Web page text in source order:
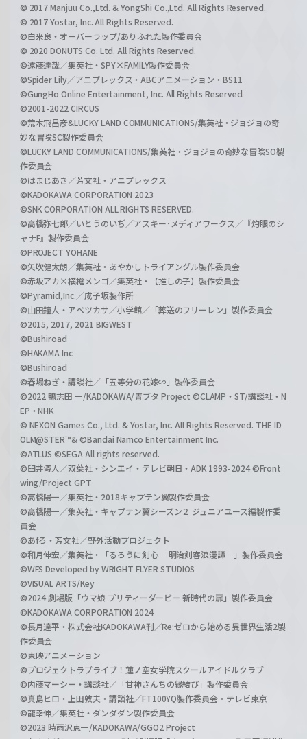
© 2017 Manjuu Co.,Ltd. & YongShi Co.,Ltd. All Rights Reserved.
© 2017 Yostar, Inc. All Rights Reserved.
©白米良・オーバーラップ/ありふれた製作委員会
© 2020 DONUTS Co. Ltd. All Rights Reserved.
©遠藤達哉／集英社・SPY×FAMILY製作委員会
©Spider Lily／アニプレックス・ABCアニメーション・BS11
©GungHo Online Entertainment, Inc. All Rights Reserved.
©2001-2022 CIRCUS
©荒木飛呂彦&LUCKY LAND COMMUNICATIONS/集英社・ジョジョの奇
妙な冒険SC製作委員会
©LUCKY LAND COMMUNICATIONS/集英社・ジョジョの奇妙な冒険SO製
作委員会
©はまじあき／芳文社・アニプレックス
©KADOKAWA CORPORATION 2023
©SNK CORPORATION ALL RIGHTS RESERVED.
©高橋弥七郎／いとうのいぢ／アスキー･メディアワークス／『灼眼のシ
ャナF』製作委員会
©PROJECT YOHANE
©矢吹健太朗／集英社・あやかしトライアングル製作委員会
©赤坂アカ×横槍メンゴ／集英社・【推しの子】製作委員会
©Pyramid,Inc.／成子坂製作所
©山田鐘人・アベツカサ／小学館／「葬送のフリーレン」製作委員会
©2015, 2017, 2021 BIGWEST
©Bushiroad
©HAKAMA Inc
©Bushiroad
©春場ねぎ・講談社／「五等分の花嫁∽」製作委員会
©2022 鴨志田 一/KADOKAWA/青ブタ Project ©CLAMP・ST/講談社・N
EP・NHK
© NEXON Games Co., Ltd. & Yostar, Inc. All Rights Reserved. THE ID
OLM@STER™& ©Bandai Namco Entertainment Inc.
©ATLUS ©SEGA All rights reserved.
©臼井儀人／双葉社・シンエイ・テレビ朝日・ADK 1993-2024 ©Front
wing/Project GPT
©高橋陽一／集英社・2018キャプテン翼製作委員会
©高橋陽一／集英社・キャプテン翼シーズン２ ジュニアユース編製作委
員会
©あfろ・芳文社／野外活動プロジェクト
©和月伸宏／集英社・「るろうに剣心 －明治剣客浪漫譚－」製作委員会
©WFS Developed by WRIGHT FLYER STUDIOS
©VISUAL ARTS/Key
©2024 劇場版「ウマ娘 プリティーダービー 新時代の扉」製作委員会
©KADOKAWA CORPORATION 2024
©長月達平・株式会社KADOKAWA刊／Re:ゼロから始める異世界生活2製
作委員会
©東映アニメーション
©プロジェクトラブライブ！蓮ノ空女学院スクールアイドルクラブ
©内藤マーシー・講談社／「甘神さんちの縁結び」製作委員会
©真島ヒロ・上田敦夫・講談社／FT100YQ製作委員会・テレビ東京
©龍幸伸／集英社・ダンダダン製作委員会
©2023 時雨沢恵一/KADOKAWA/GGO2 Project